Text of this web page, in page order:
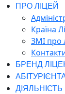
ПРО ЛІЦЕЙ
Країна
ЗМІ про
БРЕНД
ДІЯЛЬНІСТЬ